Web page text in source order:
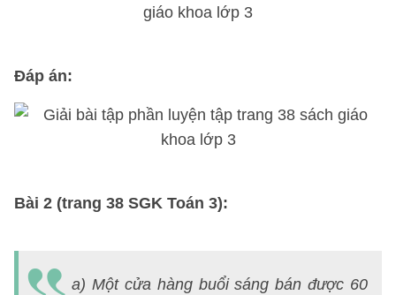
Đáp án:
Bài 2 (trang 38 SGK Toán 3):
a) Một cửa hàng buổi sáng bán được 60